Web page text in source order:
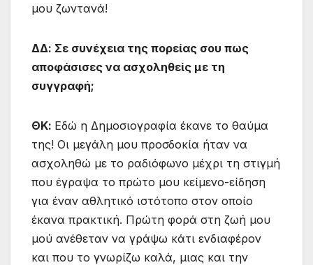
μου ζωντανά!
ΔΔ: Σε συνέχεια της πορείας σου πως
αποφάσισες να ασχοληθείς με τη
συγγραφή;
ΘΚ: Εδώ η Δημοσιογραφία έκανε το θαύμα
της! Οι μεγάλη μου προσδοκία ήταν να
ασχοληθώ με το ραδιόφωνο μέχρι τη στιγμή
που έγραψα το πρώτο μου κείμενο-είδηση
για έναν αθλητικό ιστότοπο στον οποίο
έκανα πρακτική. Πρώτη φορά στη ζωή μου
μού ανέθεταν να γράψω κάτι ενδιαφέρον
και που το γνωρίζω καλά, μιας και την